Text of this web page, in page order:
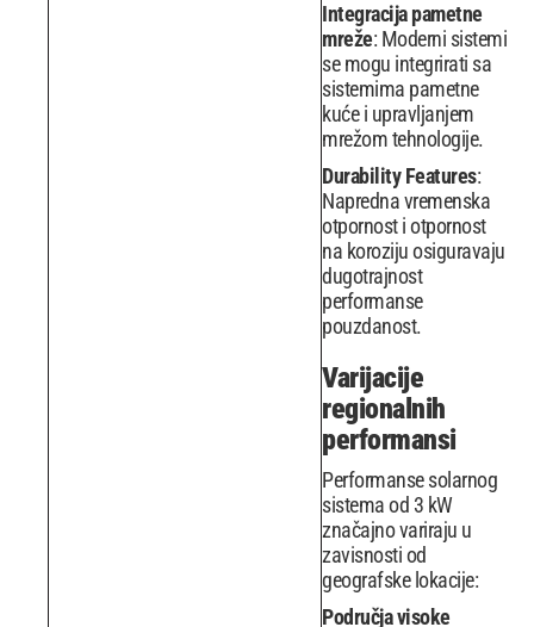
Integracija pametne
mreže: Moderni sistemi
se mogu integrirati sa
sistemima pametne
kuće i upravljanjem
mrežom tehnologije.
Durability Features:
Napredna vremenska
otpornost i otpornost
na koroziju osiguravaju
dugotrajnost
performanse
pouzdanost.
Varijacije
regionalnih
performansi
Performanse solarnog
sistema od 3 kW
značajno variraju u
zavisnosti od
geografske lokacije:
Područja visoke